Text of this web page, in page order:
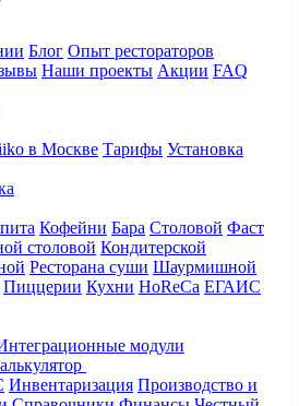
Блог Опыт рестораторов
Наши проекты Акции FAQ
в Москве Тарифы Установка
Кофейни Бара Столовой Фаст
столовой Кондитерской
Ресторана суши Шаурмишной
Пиццерии Кухни HoReCa ЕГАИС
модули
Инвентаризация Производство и